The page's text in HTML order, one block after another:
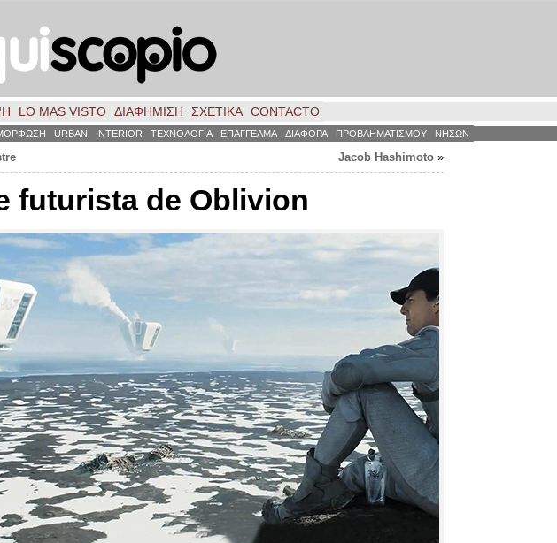
LO MAS VISTO ΔΙΑΦΗΜΙΣΗ ΣΧΕΤΙΚΑ CONTACTO
URBAN INTERIOR ΤΕΧΝΟΛΟΓΙΑ ΕΠΑΓΓΕΛΜΑ ΔΙΑΦΟΡΑ ΠΡΟΒΛΗΜΑΤΙΣΜΟΥ ΝΗΣΩΝ
Jacob Hashimoto »
futurista de Oblivion